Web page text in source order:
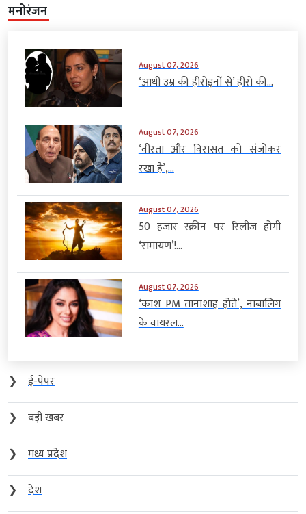
मनोरंजन
August 07, 2026
‘आधी उम्र की हीरोइनों से’ हीरो की...
August 07, 2026
‘वीरता और विरासत को संजोकर
रखा है’,...
August 07, 2026
50 हजार स्क्रीन पर रिलीज होगी
‘रामायण’!...
August 07, 2026
‘काश PM तानाशाह होते’, नाबालिग
के वायरल...
❯
ई-पेपर
❯
बड़ी खबर
❯
मध्य प्रदेश
❯
देश